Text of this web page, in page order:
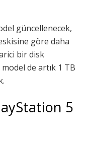
güncellenecek,
göre daha
bir disk
de artık 1 TB
5